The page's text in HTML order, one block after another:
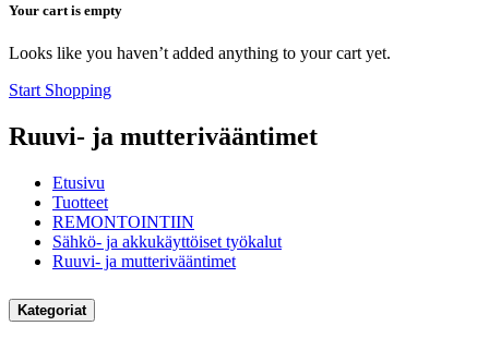
Your cart is empty
Looks like you haven’t added anything to your cart yet.
Start Shopping
Ruuvi- ja mutterivääntimet
Etusivu
Tuotteet
REMONTOINTIIN
Sähkö- ja akkukäyttöiset työkalut
Ruuvi- ja mutterivääntimet
Kategoriat